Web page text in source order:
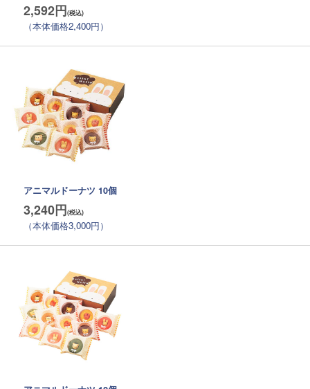
2,592円
（本体価格2,400円）
アニマルドーナツ 10個
3,240円
（本体価格3,000円）